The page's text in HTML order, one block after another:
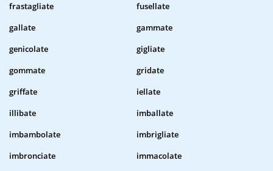
frastagliate
fusellate
gallate
gammate
genicolate
gigliate
gommate
gridate
griffate
iellate
illibate
imballate
imbambolate
imbrigliate
imbronciate
immacolate